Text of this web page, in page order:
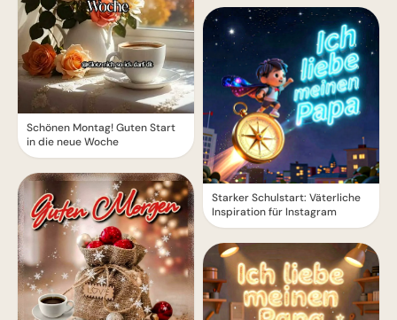
Schönen Montag! Guten Start
in die neue Woche
Starker Schulstart: Väterliche
Inspiration für Instagram